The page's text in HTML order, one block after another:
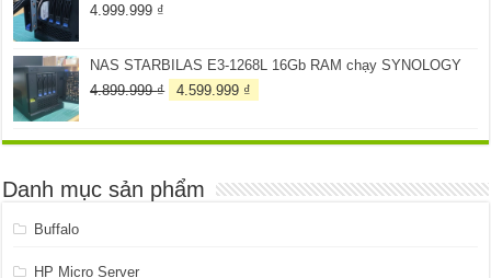
4.999.999 ₫
NAS STARBILAS E3-1268L 16Gb RAM chạy SYNOLOGY
4.899.999₫
Giá
4.899.999 ₫.
4.599.999 ₫
là:
Danh mục sản phẩm
Buffalo
HP Micro Server